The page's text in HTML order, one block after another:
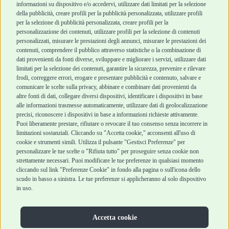
informazioni su dispositivo e/o accedervi, utilizzare dati limitati per la selezione
della pubblicità, creare profili per la pubblicità personalizzata, utilizzare profili
per la selezione di pubblicità personalizzata, creare profili per la
personalizzazione dei contenuti, utilizzare profili per la selezione di contenuti
personalizzati, misurare le prestazioni degli annunci, misurare le prestazioni dei
contenuti, comprendere il pubblico attraverso statistiche o la combinazione di
dati provenienti da fonti diverse, sviluppare e migliorare i servizi, utilizzare dati
limitati per la selezione dei contenuti, garantire la sicurezza, prevenire e rilevare
frodi, correggere errori, erogare e presentare pubblicità e contenuto, salvare e
comunicare le scelte sulla privacy, abbinare e combinare dati provenienti da
altre fonti di dati, collegare diversi dispositivi, identificare i dispositivi in base
alle informazioni trasmesse automaticamente, utilizzare dati di geolocalizzazione
precisi, riconoscere i dispositivi in base a informazioni richieste attivamente.
Puoi liberamente prestare, rifiutare o revocare il tuo consenso senza incorrere in
limitazioni sostanziali. Cliccando su "Accetta cookie," acconsenti all'uso di
cookie e strumenti simili. Utilizza il pulsante "Gestisci Preferenze" per
personalizzare le tue scelte o "Rifiuta tutto" per proseguire senza cookie non
strettamente necessari. Puoi modificare le tue preferenze in qualsiasi momento
cliccando sul link "Preferenze Cookie" in fondo alla pagina o sull'icona dello
scudo in basso a sinistra. Le tue preferenze si applicheranno al solo dispositivo
in uso.
Accetta cookie
Robinson Pet Shop
Chi siamo
Punti vendita
Marchi
Blog
Assistenza Robinson
Pet Shop
Offerte
Promozioni
Recensioni Feedaty
Acquisti sicuri
Termini e condizioni
di vendita
Cashback
Metodi di
pagamento
Recesso e Reso
Spedizioni
Robinson Pet Shop S.r.l.
Via V. Giovanni Schiaparelli, 21 – 47122 Forlì (FC)
P.iva 04095130409 | REA: FO 329541
info@robinsonpetshop.it | Tel. 0543 096850
Copyright © 2025 Robinsonpetshop.it s.r.l. – Tutti i diritti
Privacy Policy|Cookie Policy